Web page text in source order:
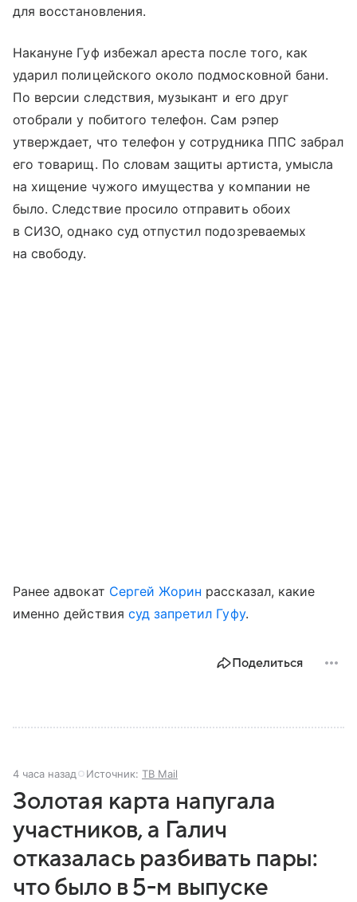
для восстановления.
Накануне Гуф избежал ареста после того, как
ударил полицейского около подмосковной бани.
По версии следствия, музыкант и его друг
отобрали у побитого телефон. Сам рэпер
утверждает, что телефон у сотрудника ППС забрал
его товарищ. По словам защиты артиста, умысла
на хищение чужого имущества у компании не
было. Следствие просило отправить обоих
в СИЗО, однако суд отпустил подозреваемых
на свободу.
Ранее адвокат Сергей Жорин рассказал, какие
именно действия суд запретил Гуфу.
Поделиться
4 часа назад Источник: ТВ Mail
Золотая карта напугала
участников, а Галич
отказалась разбивать пары:
что было в 5-м выпуске